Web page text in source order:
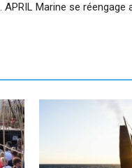
APRIL Marine se réengage